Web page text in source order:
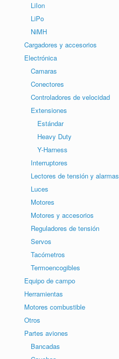
LiIon
LiPo
NiMH
Cargadores y accesorios
Electrónica
Camaras
Conectores
Controladores de velocidad
Extensiones
Estándar
Heavy Duty
Y-Harness
Interruptores
Lectores de tensión y alarmas
Luces
Motores
Motores y accesorios
Reguladores de tensión
Servos
Tacómetros
Termoencogibles
Equipo de campo
Herramientas
Motores combustible
Otros
Partes aviones
Bancadas